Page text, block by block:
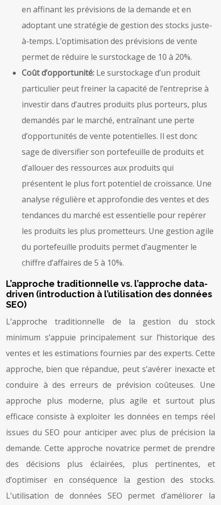
en affinant les prévisions de la demande et en
adoptant une stratégie de gestion des stocks juste-
à-temps. L’optimisation des prévisions de vente
permet de réduire le surstockage de 10 à 20%.
Coût d’opportunité: Le surstockage d’un produit
particulier peut freiner la capacité de l’entreprise à
investir dans d’autres produits plus porteurs, plus
demandés par le marché, entraînant une perte
d’opportunités de vente potentielles. Il est donc
sage de diversifier son portefeuille de produits et
d’allouer des ressources aux produits qui
présentent le plus fort potentiel de croissance. Une
analyse régulière et approfondie des ventes et des
tendances du marché est essentielle pour repérer
les produits les plus prometteurs. Une gestion agile
du portefeuille produits permet d’augmenter le
chiffre d’affaires de 5 à 10%.
L’approche traditionnelle vs. l’approche data-
driven (introduction à l’utilisation des données
SEO)
L’approche traditionnelle de la gestion du stock
minimum s’appuie principalement sur l’historique des
ventes et les estimations fournies par des experts. Cette
approche, bien que répandue, peut s’avérer inexacte et
conduire à des erreurs de prévision coûteuses. Une
approche plus moderne, plus agile et surtout plus
efficace consiste à exploiter les données en temps réel
issues du SEO pour anticiper avec plus de précision la
demande. Cette approche novatrice permet de prendre
des décisions plus éclairées, plus pertinentes, et
d’optimiser en conséquence la gestion des stocks.
L’utilisation de données SEO permet d’améliorer la